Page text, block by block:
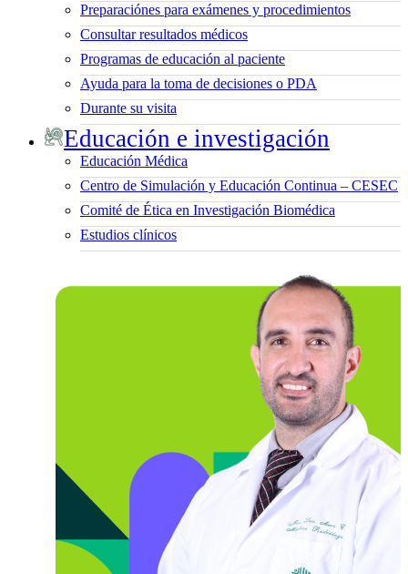
Preparaciónes para exámenes y procedimientos
Consultar resultados médicos
Programas de educación al paciente
Ayuda para la toma de decisiones o PDA
Durante su visita
Educación e investigación
Educación Médica
Centro de Simulación y Educación Continua – CESEC
Comité de Ética en Investigación Biomédica
Estudios clínicos